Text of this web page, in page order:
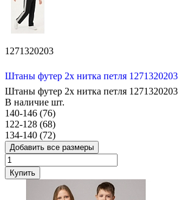
1271320203
Штаны футер 2х нитка петля 1271320203
Штаны футер 2х нитка петля 1271320203
В наличие шт.
140-146 (76)
122-128 (68)
134-140 (72)
Добавить все размеры
Купить